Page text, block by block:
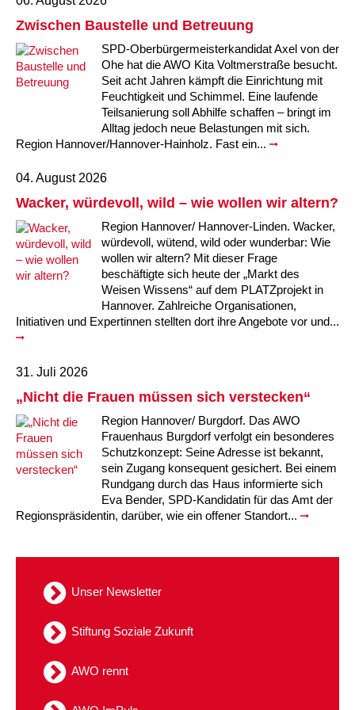
Kindertagesstätte Schneiderberg
Kindertagesstätte Sylter Weg
Kindertagesstätte Tresckowstraße
Kindertagesstätte Voltmerstraße
Kindertagesstätte Wiehbergstraße
Offene Sprach-Sprechstunde
Kindertagesstätte Mühenkamp / Familienzentrum
Kindertagesstätte Petermannstraße /
Familienzentrum
Kindertagesstätte Pfarrlandplatz
Hör- und Sprachheilkindergarten Ratswiese
Kindertagesstätte Rosenbergstraße
Kindertagesstätte Schneiderberg
Kindertagesstätte Schweriner Straße /
Familienzentrum
Kindertagesstätte Sylter Weg
Kindertagesstätte Tresckowstraße
Kindertagesstätte Voltmerstraße
Kindertagesstätte Wiehbergstraße
Zwischen Baustelle und Betreuung
SPD-Oberbürgermeisterkandidat Axel von der
Ohe hat die AWO Kita Voltmerstraße besucht.
Seit acht Jahren kämpft die Einrichtung mit
Feuchtigkeit und Schimmel. Eine laufende
Teilsanierung soll Abhilfe schaffen – bringt im
Alltag jedoch neue Belastungen mit sich.
Region Hannover/Hannover-Hainholz. Fast ein...
04. August 2026
Wacker, würdevoll, wild – wie wollen wir altern?
Region Hannover/ Hannover-Linden. Wacker,
würdevoll, wütend, wild oder wunderbar: Wie
wollen wir altern? Mit dieser Frage
beschäftigte sich heute der „Markt des
Weisen Wissens“ auf dem PLATZprojekt in
Hannover. Zahlreiche Organisationen,
Initiativen und Expertinnen stellten dort ihre Angebote vor und...
31. Juli 2026
„Nicht die Frauen müssen sich verstecken“
Region Hannover/ Burgdorf. Das AWO
Frauenhaus Burgdorf verfolgt ein besonderes
Schutzkonzept: Seine Adresse ist bekannt,
sein Zugang konsequent gesichert. Bei einem
Rundgang durch das Haus informierte sich
Eva Bender, SPD-Kandidatin für das Amt der
Regionspräsidentin, darüber, wie ein offener Standort...
Unser Newsletter
Stiftung Soziale Zukunft
AWO rennt